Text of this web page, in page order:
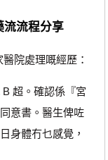
流程分享
院處理嘅經歷：
超。確認係『宮
意書。醫生俾咗
身體冇乜感覺，